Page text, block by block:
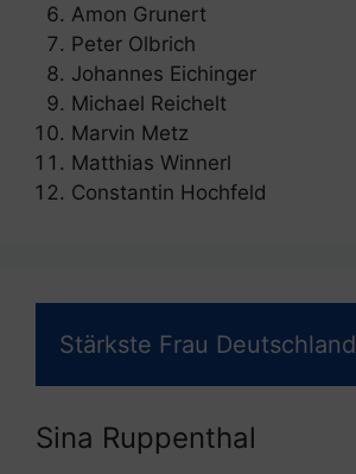
Amon Grunert
Peter Olbrich
Johannes Eichinger
Michael Reichelt
Marvin Metz
Matthias Winnerl
Constantin Hochfeld
Stärkste Frau
Sina Ruppenthal